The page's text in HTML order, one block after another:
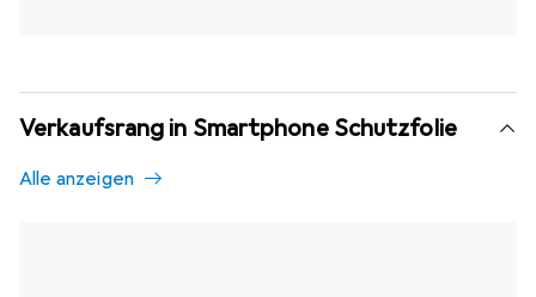
Verkaufsrang in Smartphone Schutzfolie
Alle anzeigen